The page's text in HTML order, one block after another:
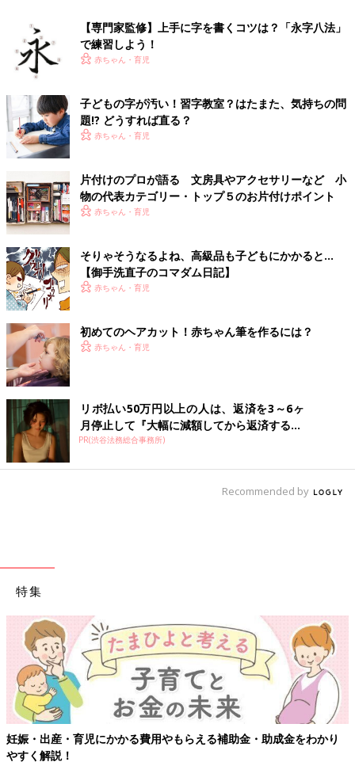
【専門家監修】上手に字を書くコツは？「永字八法」
で練習しよう！
赤ちゃん・育児
子どもの字が汚い！習字教室？はたまた、気持ちの問
題!? どうすれば直る？
赤ちゃん・育児
片付けのプロが語る 文房具やアクセサリーなど 小
物の代表カテゴリー・トップ５のお片付けポイント
赤ちゃん・育児
そりゃそうなるよね、高級品も子どもにかかると…
【御手洗直子のコマダム日記】
赤ちゃん・育児
初めてのヘアカット！赤ちゃん筆を作るには？
赤ちゃん・育児
リボ払い50万円以上の人は、返済を3～6ヶ
月停止して『大幅に減額してから返済する...
PR(渋谷法務総合事務所)
Recommended by
特集
・出産・育児にかかる費用やもらえる補助金・助成金をわかり
く解説！
【